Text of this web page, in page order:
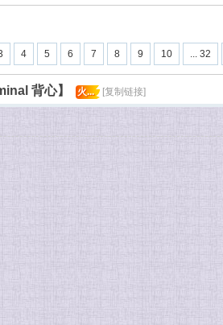
4 5 6 7 8 9 10 ... 32
背心】 火... [复制链接]